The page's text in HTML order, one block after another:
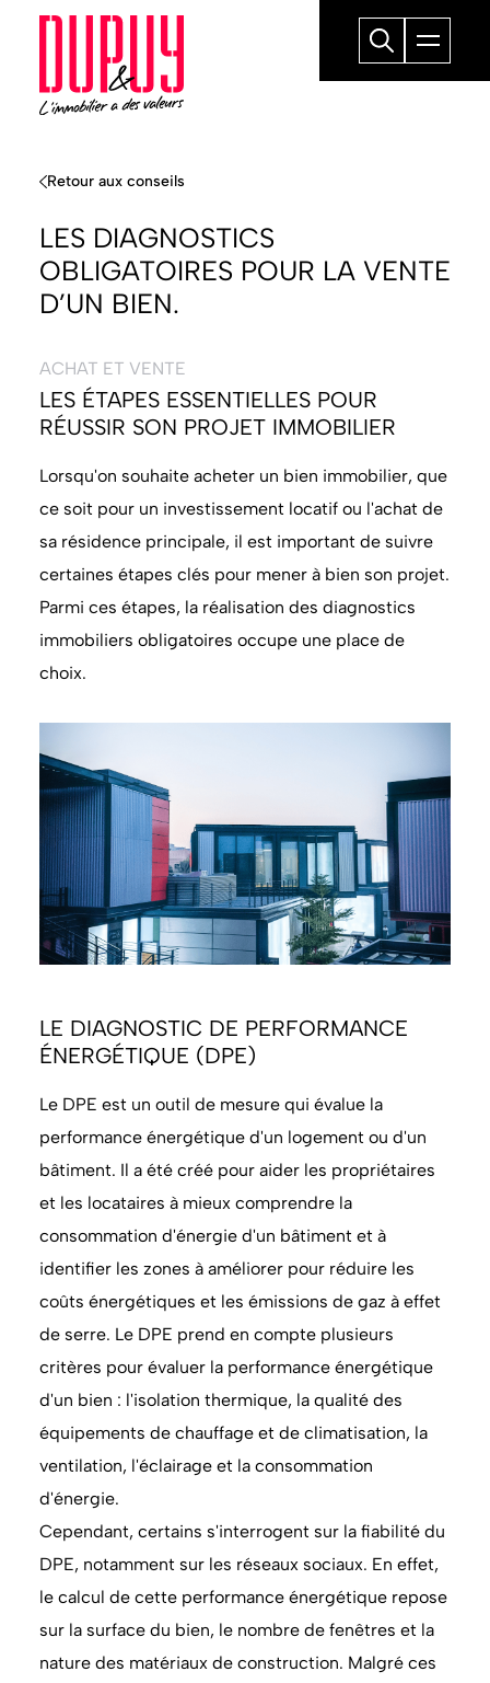
Retour aux conseils
LES DIAGNOSTICS
OBLIGATOIRES POUR LA VENTE
D’UN BIEN.
ACHAT ET VENTE
LES ÉTAPES ESSENTIELLES POUR
RÉUSSIR SON PROJET IMMOBILIER
Lorsqu'on souhaite acheter un bien immobilier, que
ce soit pour un investissement locatif ou l'achat de
sa résidence principale, il est important de suivre
certaines étapes clés pour mener à bien son projet.
Parmi ces étapes, la réalisation des diagnostics
immobiliers obligatoires occupe une place de
choix.
LE DIAGNOSTIC DE PERFORMANCE
ÉNERGÉTIQUE (DPE)
Le DPE est un outil de mesure qui évalue la
performance énergétique d'un logement ou d'un
bâtiment. Il a été créé pour aider les propriétaires
et les locataires à mieux comprendre la
consommation d'énergie d'un bâtiment et à
identifier les zones à améliorer pour réduire les
coûts énergétiques et les émissions de gaz à effet
de serre. Le DPE prend en compte plusieurs
critères pour évaluer la performance énergétique
d'un bien : l'isolation thermique, la qualité des
équipements de chauffage et de climatisation, la
ventilation, l'éclairage et la consommation
d'énergie.
Cependant, certains s'interrogent sur la fiabilité du
DPE, notamment sur les réseaux sociaux. En effet,
le calcul de cette performance énergétique repose
sur la surface du bien, le nombre de fenêtres et la
nature des matériaux de construction. Malgré ces